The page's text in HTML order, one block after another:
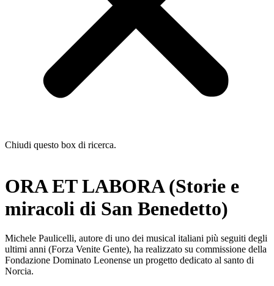
Chiudi questo box di ricerca.
ORA ET LABORA (Storie e
miracoli di San Benedetto)
Michele Paulicelli, autore di uno dei musical italiani più seguiti degli
ultimi anni (Forza Venite Gente), ha realizzato su commissione della
Fondazione Dominato Leonense un progetto dedicato al santo di
Norcia.